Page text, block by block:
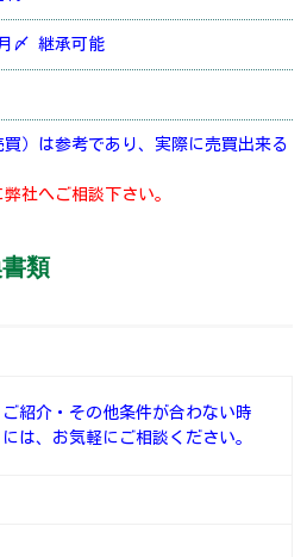
〆 継承可能
）は参考であり、実際に売買出来る
社へご相談下さい。
類
ご紹介・その他条件が合わない時
には、お気軽にご相談ください。